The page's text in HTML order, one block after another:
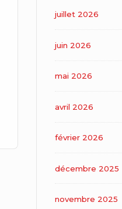
juillet 2026
juin 2026
mai 2026
avril 2026
février 2026
décembre 2025
novembre 2025